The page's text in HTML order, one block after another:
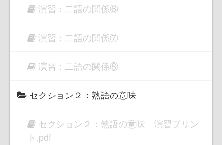
演習：二語の関係⑥
演習：二語の関係⑦
演習：二語の関係⑧
セクション２：熟語の意味
セクション２：熟語の意味 演習プリン
ト.pdf